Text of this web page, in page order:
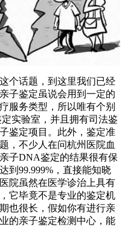
个话题，到这里我们已经
子鉴定虽说会用到一定的
服务类型，所以唯有个别
实验室，并且拥有司法鉴
鉴定项目。此外，鉴定准
，不少人在问杭州医院血
子DNA鉴定的结果很有保
到99.999%，直接能知晓
院虽然在医学诊治上具有
它毕竟不是专业的鉴定机
也很长，假如你有进行亲
的亲子鉴定检测中心，能